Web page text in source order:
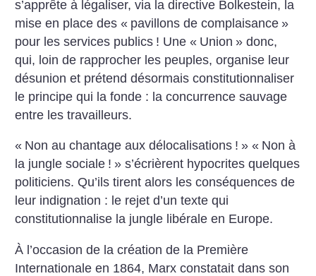
s’apprête à légaliser, via la directive Bolkestein, la
mise en place des « pavillons de complaisance »
pour les services publics ! Une « Union » donc,
qui, loin de rapprocher les peuples, organise leur
désunion et prétend désormais constitutionnaliser
le principe qui la fonde : la concurrence sauvage
entre les travailleurs.
« Non au chantage aux délocalisations ! » « Non à
la jungle sociale ! » s’écrièrent hypocrites quelques
politiciens. Qu’ils tirent alors les conséquences de
leur indignation : le rejet d’un texte qui
constitutionnalise la jungle libérale en Europe.
À l’occasion de la création de la Première
Internationale en 1864, Marx constatait dans son